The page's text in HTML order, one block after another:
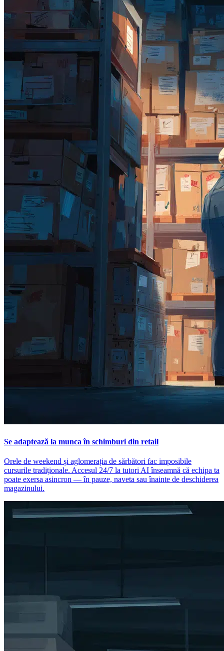
Se adaptează la munca în schimburi din retail
Orele de weekend și aglomerația de sărbători fac imposibile
cursurile tradiționale. Accesul 24/7 la tutori AI înseamnă că echipa ta
poate exersa asincron — în pauze, naveta sau înainte de deschiderea
magazinului.